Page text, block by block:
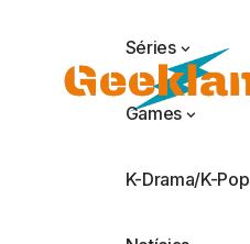
Séries
Games
K-Drama/K-Pop